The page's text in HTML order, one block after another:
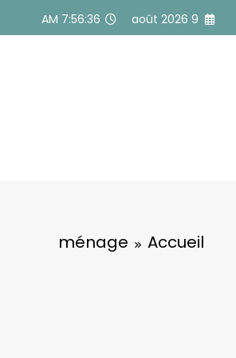
Aller
9 août 2026
7:56:36 AM
Accueil
ménage